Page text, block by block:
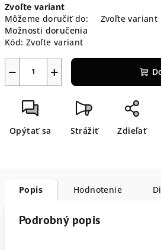
cena:
Zvoľte variant
Môžeme doručiť do:
Zvoľte variant
Možnosti doručenia
Kód: Zvoľte variant
+
−
Opýtať sa Strážiť Zdieľať
Popis Hodnotenie
Podrobný popis